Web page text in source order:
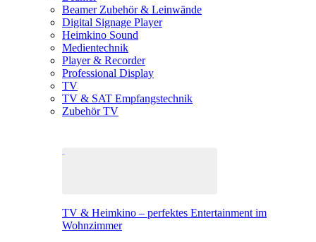
Beamer Zubehör & Leinwände
Digital Signage Player
Heimkino Sound
Medientechnik
Player & Recorder
Professional Display
TV
TV & SAT Empfangstechnik
Zubehör TV
TV & Heimkino – perfektes Entertainment im
Wohnzimmer